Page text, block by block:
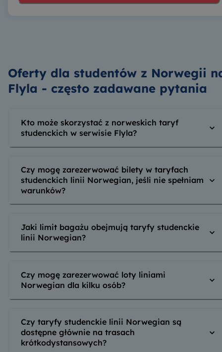
Oferty dla studentów z Norwegii
Flyla - często zadawane pytania
Kto może skorzystać z norweskich taryf
studenckich w serwisie Flyla?
Czy mogę zarezerwować bilety w taryfach
studenckich linii Norwegian, jeśli nie spełniam
warunków?
Jaki limit bagażu obejmują taryfy studenckie
linii Norwegian?
Czy mogę zarezerwować loty liniami
Norwegian dla kilku osób?
Czy taryfy studenckie linii Norwegian są
dostępne głównie na trasach
krótkodystansowych?